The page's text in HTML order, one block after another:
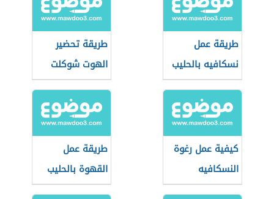
طريقة عمل
نسكافيه بالحليب
طريقة تحضير
الهوت شوكلت
كيفية عمل رغوة
النسكافيه
طريقة عمل
القهوة بالحليب